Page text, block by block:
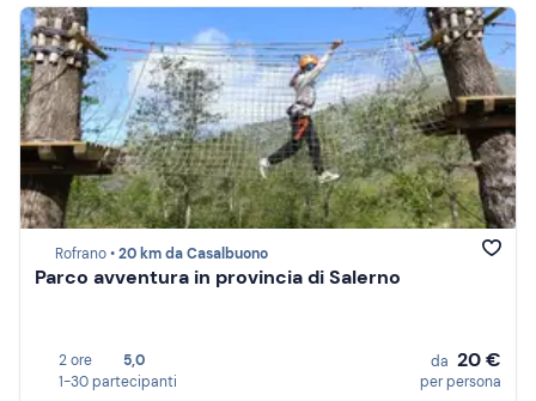
Rofrano •20 km da Casalbuono
Parco avventura in provincia di Salerno
2 ore
5,0
1-30 partecipanti
da 20 €
per persona